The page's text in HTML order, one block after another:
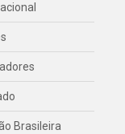
Brasileira